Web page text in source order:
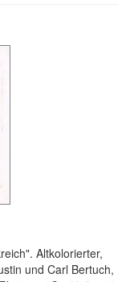
Altkolorierter,
und Carl Bertuch,